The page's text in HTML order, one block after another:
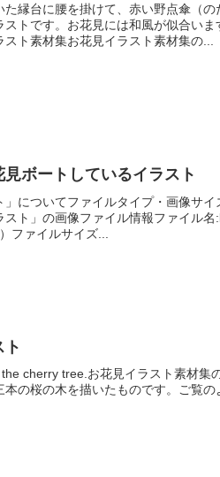
縁台に腰を掛けて、赤い野点傘（
トです。お花見には和風が似合いま
ト素材集お花見イラスト素材集の...
ボートしているイラスト
についてファイルタイプ・画像サ
ト」の画像ファイル情報ファイル名
ファイルサイズ...
cherry tree.お花見イラスト素材集
の桜の木を描いたものです。ご覧